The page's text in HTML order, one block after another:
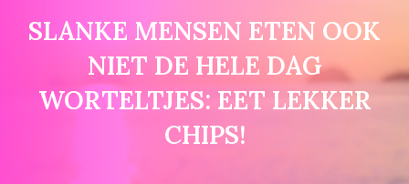
SLANKE MENSEN ETEN OOK
NIET DE HELE DAG
WORTELTJES: EET LEKKER
CHIPS!